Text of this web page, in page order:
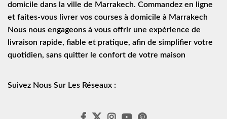
domicile dans la ville de Marrakech. Commandez en ligne
et faites-vous livrer vos courses à domicile à Marrakech
Nous nous engageons à vous offrir une expérience de
livraison rapide, fiable et pratique, afin de simplifier votre
quotidien, sans quitter le confort de votre maison
Suivez Nous Sur Les Réseaux :